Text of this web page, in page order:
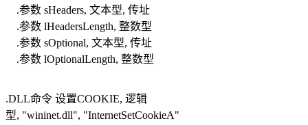
.参数 sHeaders, 文本型, 传址
.参数 lHeadersLength, 整数型
.参数 sOptional, 文本型, 传址
.参数 lOptionalLength, 整数型
.DLL命令 设置COOKIE, 逻辑
型, "wininet.dll", "InternetSetCookieA"